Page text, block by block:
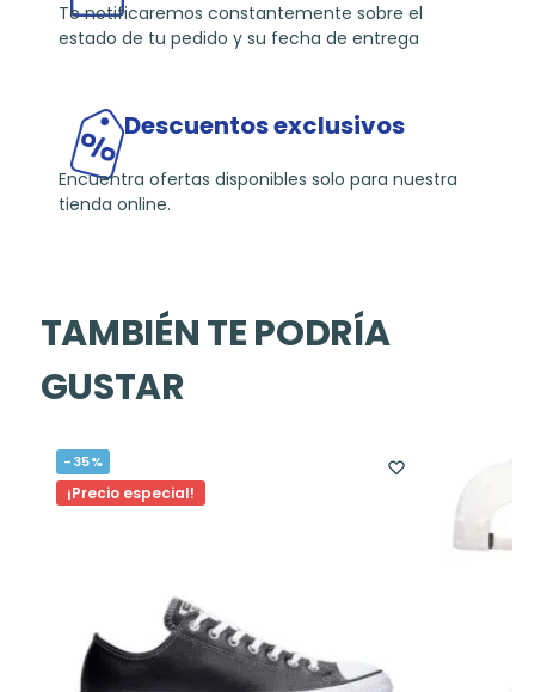
Te notificaremos constantemente sobre el
estado de tu pedido y su fecha de entrega
Descuentos exclusivos
Encuentra ofertas disponibles solo para nuestra
tienda online.
TAMBIÉN TE PODRÍA
GUSTAR
-35%
¡Precio especial!